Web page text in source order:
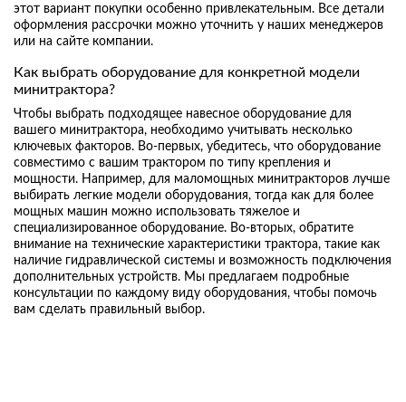
этот вариант покупки особенно привлекательным. Все детали
оформления рассрочки можно уточнить у наших менеджеров
или на сайте компании.
Как выбрать оборудование для конкретной модели
минитрактора?
Чтобы выбрать подходящее навесное оборудование для
вашего минитрактора, необходимо учитывать несколько
ключевых факторов. Во-первых, убедитесь, что оборудование
совместимо с вашим трактором по типу крепления и
мощности. Например, для маломощных минитракторов лучше
выбирать легкие модели оборудования, тогда как для более
мощных машин можно использовать тяжелое и
специализированное оборудование. Во-вторых, обратите
внимание на технические характеристики трактора, такие как
наличие гидравлической системы и возможность подключения
дополнительных устройств. Мы предлагаем подробные
консультации по каждому виду оборудования, чтобы помочь
вам сделать правильный выбор.